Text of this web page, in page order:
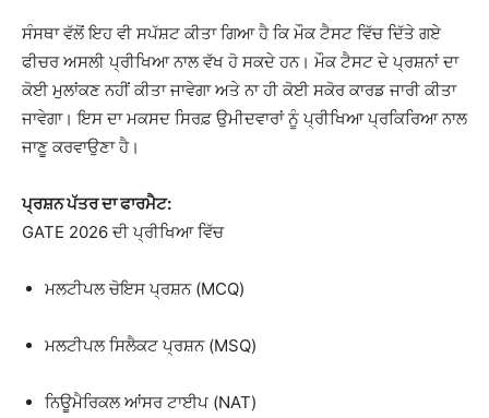
ਸੰਸਥਾ ਵੱਲੋਂ ਇਹ ਵੀ ਸਪੱਸ਼ਟ ਕੀਤਾ ਗਿਆ ਹੈ ਕਿ ਮੌਕ ਟੈਸਟ ਵਿੱਚ ਦਿੱਤੇ ਗਏ
ਫੀਚਰ ਅਸਲੀ ਪ੍ਰੀਖਿਆ ਨਾਲ ਵੱਖ ਹੋ ਸਕਦੇ ਹਨ। ਮੌਕ ਟੈਸਟ ਦੇ ਪ੍ਰਸ਼ਨਾਂ ਦਾ
ਕੋਈ ਮੁਲਾਂਕਣ ਨਹੀਂ ਕੀਤਾ ਜਾਵੇਗਾ ਅਤੇ ਨਾ ਹੀ ਕੋਈ ਸਕੋਰ ਕਾਰਡ ਜਾਰੀ ਕੀਤਾ
ਜਾਵੇਗਾ। ਇਸ ਦਾ ਮਕਸਦ ਸਿਰਫ਼ ਉਮੀਦਵਾਰਾਂ ਨੂੰ ਪ੍ਰੀਖਿਆ ਪ੍ਰਕਿਰਿਆ ਨਾਲ
ਜਾਣੂ ਕਰਵਾਉਣਾ ਹੈ।
ਪ੍ਰਸ਼ਨ ਪੱਤਰ ਦਾ ਫਾਰਮੈਟ:
GATE 2026 ਦੀ ਪ੍ਰੀਖਿਆ ਵਿੱਚ
ਮਲਟੀਪਲ ਚੋਇਸ ਪ੍ਰਸ਼ਨ (MCQ)
ਮਲਟੀਪਲ ਸਿਲੈਕਟ ਪ੍ਰਸ਼ਨ (MSQ)
ਨਿਊਮੈਰਿਕਲ ਆਂਸਰ ਟਾਈਪ (NAT)